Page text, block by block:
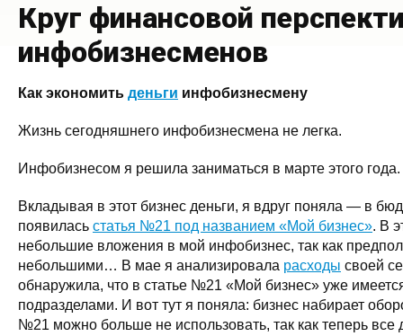
Круг финансовой
инфобизнесменов
Как экономить деньги инфобизнесмену
Жизнь сегодняшнего инфобизнесмена не легка.
Инфобизнесом я решила заниматься в марте этого года.
Вкладывая в этот бизнес деньги, я вдруг поняла — в
появилась статья №21 под названием «Мой бизнес». В
небольшие вложения в мой инфобизнес, так как
небольшими… В мае я анализировала расходы своей
обнаружила, что в статье №21 «Мой бизнес» уже
подразделами. И вот тут я поняла: бизнес набирает
№21 можно больше не использовать, так как теперь